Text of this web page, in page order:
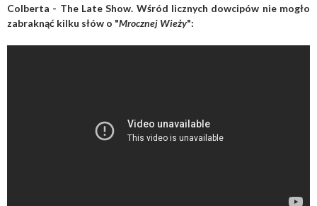
Colberta - The Late Show. Wśród licznych dowcipów nie mogło
zabraknąć kilku słów o "Mrocznej Wieży":